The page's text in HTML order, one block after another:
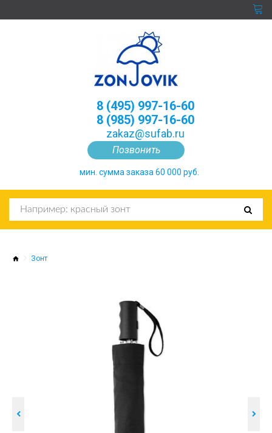
Позвонить
8 (495) 997-16-60
8 (985) 997-16-60
zakaz@sufab.ru
мин. сумма заказа 60 000 руб.
Зонт